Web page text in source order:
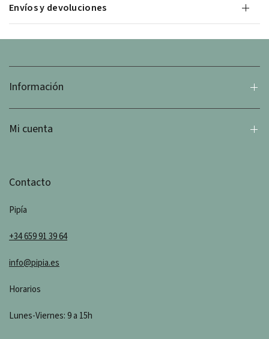
Envíos y devoluciones
Información
Mi cuenta
Contacto
Pipía
+34 659 91 39 64
info@pipia.es
Horarios
Lunes-Viernes: 9 a 15h